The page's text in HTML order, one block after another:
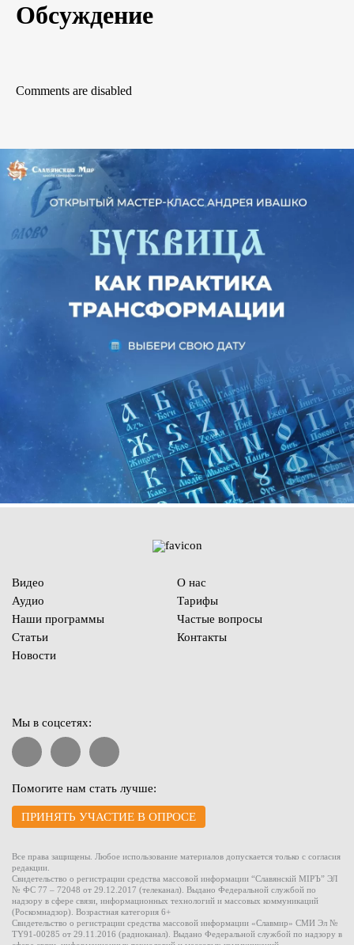
Обсуждение
Comments are disabled
Видео
Аудио
Наши программы
Статьи
Новости
О нас
Тарифы
Частые вопросы
Контакты
Мы в соцсетях:
Помогите нам стать лучше:
ПРИНЯТЬ УЧАСТИЕ В ОПРОСЕ
Все права защищены. Любое использование материалов допускается только с согласия
редакции.
Свидетельство о регистрации средства массовой информации “Славянскiй МIРЪ” ЭЛ
№ ФС 77 – 72048 от 29.12.2017 (телеканал). Выдано Федеральной службой по
надзору в сфере связи, информационных технологий и массовых коммуникаций
(Роскомнадзор). Возрастная категория 6+
Свидетельство о регистрации средства массовой информации «Славмир» СМИ Эл №
TY91-00285 от 29.11.2016 (радиоканал). Выдано Федеральной службой по надзору в